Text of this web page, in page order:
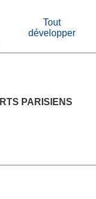
Tout
développer
PARISIENS